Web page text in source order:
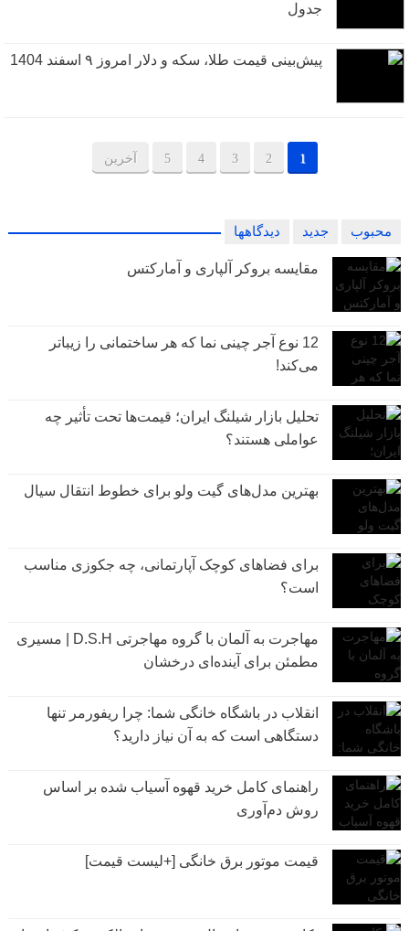
جدول
پیش‌بینی قیمت طلا، سکه و دلار امروز ۹ اسفند 1404
1
2
3
4
5 آخرین
محبوب جدید دیدگاهها
مقایسه بروکر آلپاری و آمارکتس
12 نوع آجر چینی نما که هر ساختمانی را زیباتر
می‌کند!
تحلیل بازار شیلنگ ایران؛ قیمت‌ها تحت تأثیر چه
عواملی هستند؟
بهترین مدل‌های گیت ولو برای خطوط انتقال سیال
برای فضاهای کوچک آپارتمانی، چه جکوزی مناسب
است؟
مهاجرت به آلمان با گروه مهاجرتی D.S.H | مسیری
مطمئن برای آینده‌ای درخشان
انقلاب در باشگاه خانگی شما: چرا ریفورمر تنها
دستگاهی است که به آن نیاز دارید؟
راهنمای کامل خرید قهوه آسیاب شده بر اساس
روش دم‌آوری
قیمت موتور برق خانگی [+لیست قیمت]